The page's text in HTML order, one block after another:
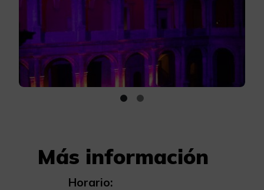
Más información
Horario: